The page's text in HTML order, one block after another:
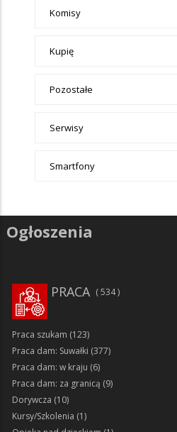
Komisy
Kupię
Pozostałe
Serwisy
Smartfony
Ogłoszenia
PRACA 534
Praca szukam (123)
Praca dam: Suwałki (377)
Praca dam: w kraju (6)
Praca dam: za granicą (9)
Dorywcza (10)
Kursy/Szkolenia (1)